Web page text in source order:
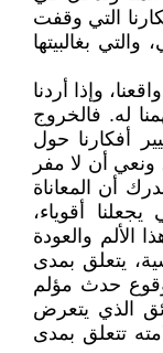
التي وقفت
بغالبيتها
وإذا أردنا
له. فالخروج
أفكارنا حول
ونعي أن لا مفر
أن المعاناة
أقوياء،
والعودة
يتعلق بمدى
وقوع حدث مؤلم
الذي يتعرض
تتعلق بمدى